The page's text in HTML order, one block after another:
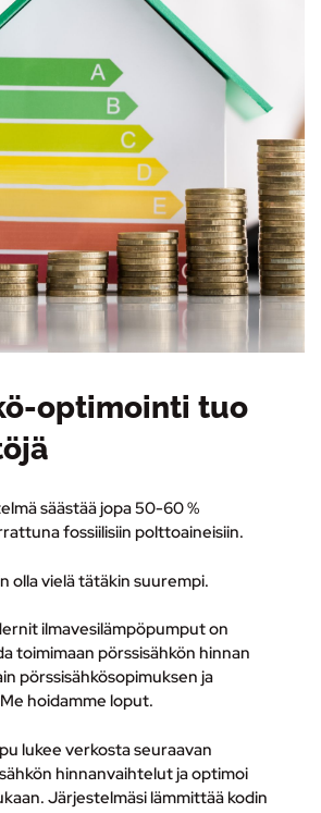
optimointi tuo
säästää jopa 50-60 %
fossiilisiin polttoaineisiin.
olla vielä tätäkin suurempi.
ilmavesilämpöpumput on
toimimaan pörssisähkön hinnan
pörssisähkösopimuksen ja
hoidamme loput.
lukee verkosta seuraavan
hinnanvaihtelut ja optimoi
Järjestelmäsi lämmittää kodin